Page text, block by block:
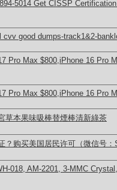
5014​ Get CISSP
good dumps-track1&2-
Pro Max $800,iPhone 16 Pro
Pro Max $800,iPhone 16 Pro
草本果味吸棒替煙棒清新綠茶
？购买美国居民许可（微信号：
018, AM-2201, 3-MMC